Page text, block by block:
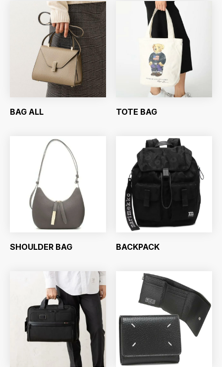
BAG ALL TOTE BAG
SHOULDER BAG BACKPACK